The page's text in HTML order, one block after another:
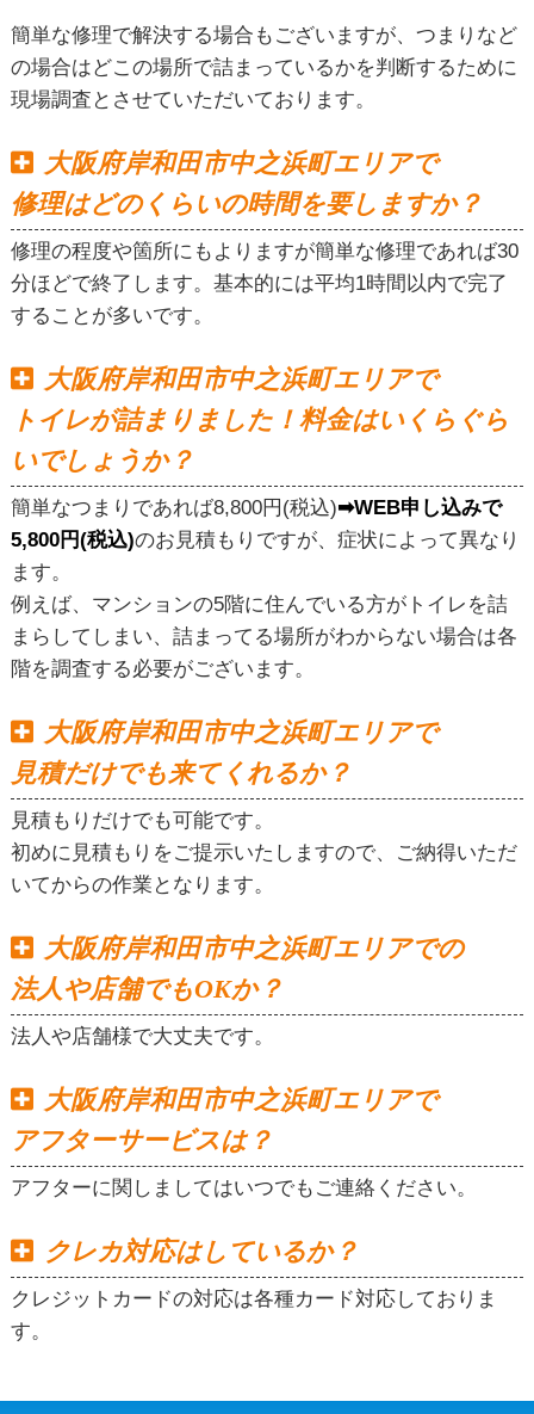
簡単な修理で解決する場合もございますが、つまりなど
の場合はどこの場所で詰まっているかを判断するために
現場調査とさせていただいております。
大阪府岸和田市中之浜町エリアで
修理はどのくらいの時間を要しますか？
修理の程度や箇所にもよりますが簡単な修理であれば30
分ほどで終了します。基本的には平均1時間以内で完了
することが多いです。
大阪府岸和田市中之浜町エリアで
トイレが詰まりました！料金はいくらぐら
いでしょうか？
簡単なつまりであれば8,800円(税込)➡WEB申し込みで
5,800円(税込)のお見積もりですが、症状によって異なり
ます。
例えば、マンションの5階に住んでいる方がトイレを詰
まらしてしまい、詰まってる場所がわからない場合は各
階を調査する必要がございます。
大阪府岸和田市中之浜町エリアで
見積だけでも来てくれるか？
見積もりだけでも可能です。
初めに見積もりをご提示いたしますので、ご納得いただ
いてからの作業となります。
大阪府岸和田市中之浜町エリアでの
法人や店舗でもOKか？
法人や店舗様で大丈夫です。
大阪府岸和田市中之浜町エリアで
アフターサービスは？
アフターに関しましてはいつでもご連絡ください。
クレカ対応はしているか？
クレジットカードの対応は各種カード対応しておりま
す。